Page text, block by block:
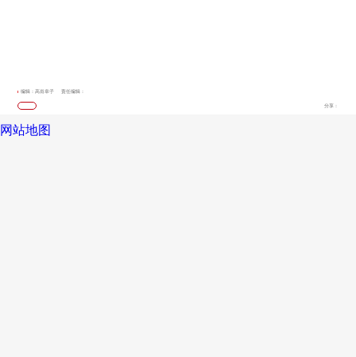
编辑：高肖幸子 责任编辑：
分享：
网站地图